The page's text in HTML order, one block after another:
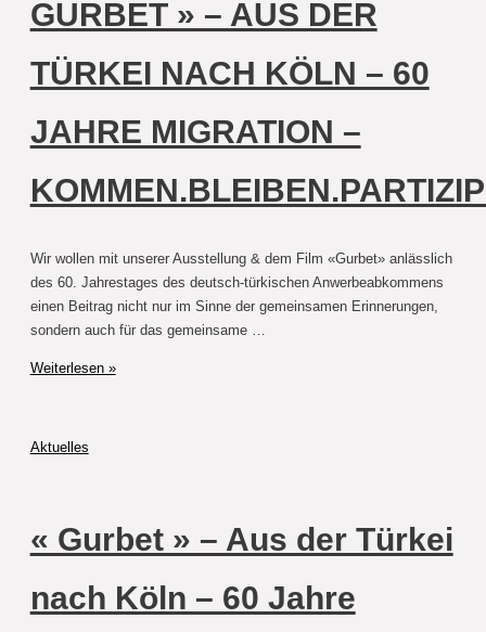
GURBET » – AUS DER
TÜRKEI NACH KÖLN – 60
JAHRE MIGRATION –
Wir wollen mit unserer Ausstellung & dem Film «Gurbet» anlässlich
des 60. Jahrestages des deutsch-türkischen Anwerbeabkommens
einen Beitrag nicht nur im Sinne der gemeinsamen Erinnerungen,
sondern auch für das gemeinsame …
Auftaktveranstaltung
«
AUS
DER
NACH
Weiterlesen »
Aktuelles
« Gurbet » – Aus der Türkei
nach Köln – 60 Jahre